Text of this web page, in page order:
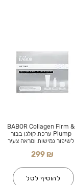
BABOR Collagen Firm &
Plump ערכת קולגן בבור
לשיפור גמישות ומראה צעיר
299 ₪
להוסיף לסל